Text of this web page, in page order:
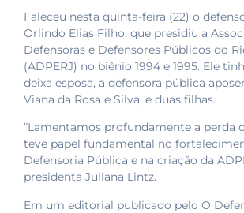
Faleceu nesta quinta-feira (22) o
Orlindo Elias Filho, que presidiu a
Defensoras e Defensores Públicos do
(ADPERJ) no biênio 1994 e 1995. Ele
deixa esposa, a defensora pública
Viana da Rosa e Silva, e duas filhas.
“Lamentamos profundamente a perda
teve papel fundamental no
Defensoria Pública e na criação da
presidenta Juliana Lintz.
Em um editorial publicado pelo O